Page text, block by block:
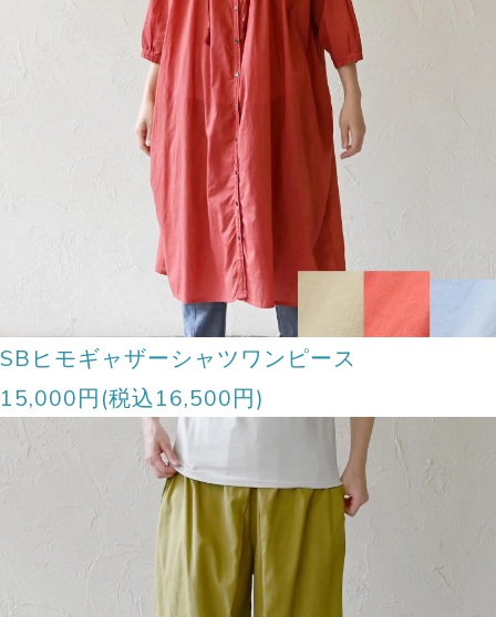
SBヒモギャザーシャツワンピース
15,000円(税込16,500円)